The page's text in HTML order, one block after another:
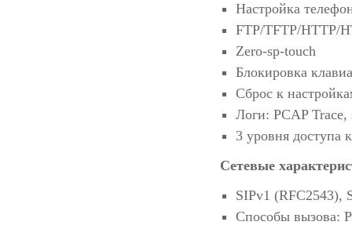
Настройка
FTP/TFTP/HTTP/
Zero-sp-touch
Блокировка
Сброс к
Логи: PCAP Trace,
3 уровня доступа
Сетевые
SIPv1 (RFC2543),
Способы вызова: